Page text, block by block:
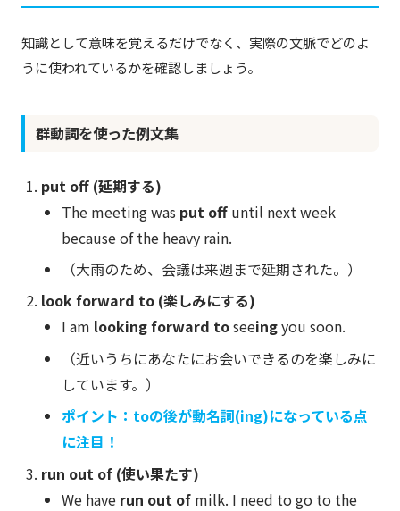
知識として意味を覚えるだけでなく、実際の文脈でどのよ
うに使われているかを確認しましょう。
群動詞を使った例文集
put off (延期する)
The meeting was put offuntil next week
because of the heavy rain.
（大雨のため、会議は来週まで延期された。）
look forward to (楽しみにする)
I am looking forward toseeingyou soon.
（近いうちにあなたにお会いできるのを楽しみに
しています。）
ポイント：toの後が動名詞(ing)になっている点
に注目！
run out of (使い果たす)
We have run out ofmilk. I need to go to the